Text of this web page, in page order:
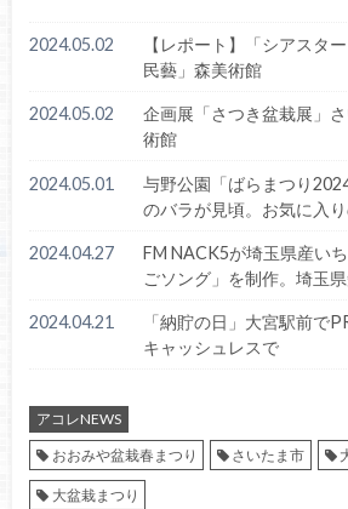
2024.05.02
【レポート】「シアスタ
民藝」森美術館
2024.05.02
企画展「さつき盆栽展」
術館
2024.05.01
与野公園「ばらまつり
のバラが見頃。お気に入
2024.04.27
FM NACK5が埼玉県産い
ごソング」を制作。埼玉
2024.04.21
「納貯の日」大宮駅前で
キャッシュレスで
アコレNEWS
おおみや盆栽春まつり
さいたま市
大盆栽まつり